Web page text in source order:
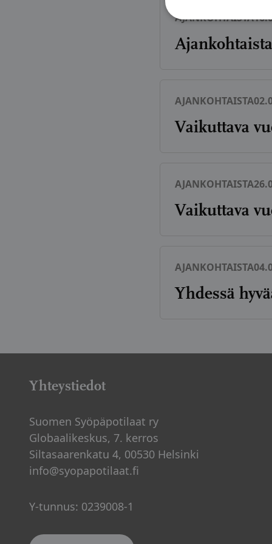
AJANKOHTAISTA
AJANKOHTAISTA
Vaikuttava
AJANKOHTAISTA
Vaikuttava
AJANKOHTAISTA
Yhdessä
Artikkelien
Yhteystiedot
Suomen Syöpäpotilaat ry
Globaalikeskus, 7. kerros
Siltasaarenkatu 4, 00530 Helsinki
info@syopapotilaat.fi
Y-tunnus: 0239008-1